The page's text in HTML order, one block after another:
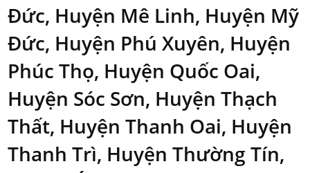
Đức, Huyện Mê Linh, Huyện Mỹ
Đức, Huyện Phú Xuyên, Huyện
Phúc Thọ, Huyện Quốc Oai,
Huyện Sóc Sơn, Huyện Thạch
Thất, Huyện Thanh Oai, Huyện
Thanh Trì, Huyện Thường Tín,